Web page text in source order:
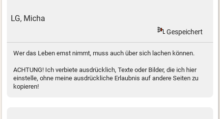
LG, Micha
Gespeichert
Wer das Leben ernst nimmt, muss auch über sich lachen können.
ACHTUNG! Ich verbiete ausdrücklich, Texte oder Bilder, die ich hier
einstelle, ohne meine ausdrückliche Erlaubnis auf andere Seiten zu
kopieren!